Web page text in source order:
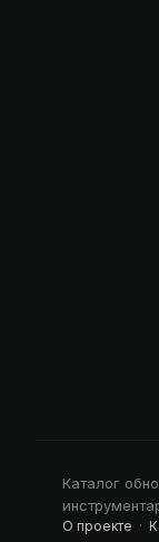
Каталог
О проекте ·